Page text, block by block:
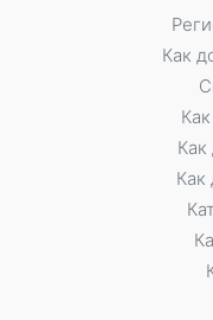
Как
Как
Как